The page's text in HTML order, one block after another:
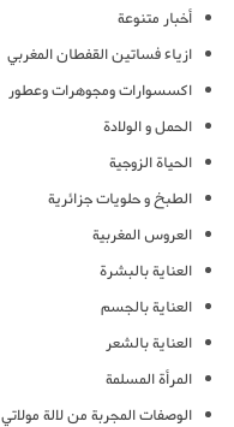
أخبار متنوعة
ازياء فساتين القفطان المغربي
اكسسوارات ومجوهرات وعطور
الحمل و الولادة
الحياة الزوجية
الطبخ و حلويات جزائرية
العروس المغربية
العناية بالبشرة
العناية بالجسم
العناية بالشعر
المرأة المسلمة
الوصفات المجربة من لالة مولاتي